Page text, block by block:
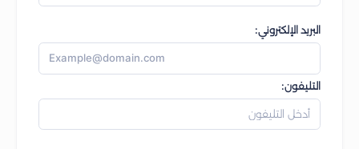
البريد الإلكتروني:
التليفون: